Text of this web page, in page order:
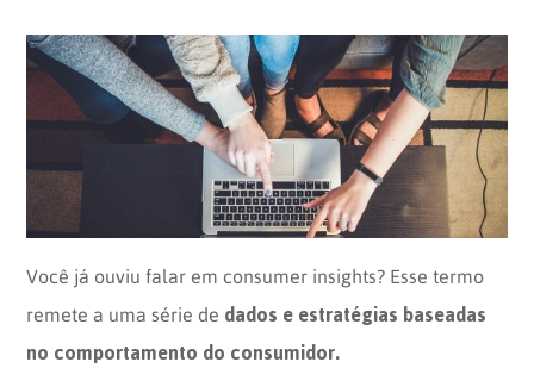
Você já ouviu falar em consumer insights? Esse termo
remete a uma série de dados e estratégias baseadas
no comportamento do consumidor.
Experience
No
Opinion
Box
Recentes
OPINION
Pesquisas
Customizadas
Plataforma
de
Pesquisa
Plataforma
de
CONTATO